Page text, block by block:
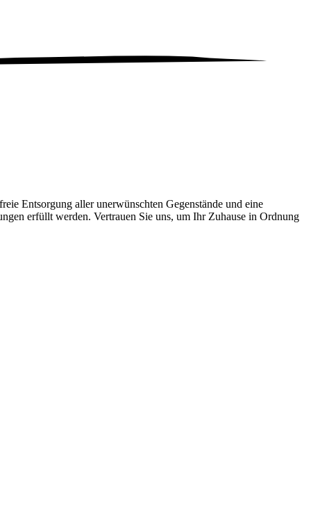
Entsorgung aller unerwünschten Gegenstände und eine
erfüllt werden. Vertrauen Sie uns, um Ihr Zuhause in Ordnung